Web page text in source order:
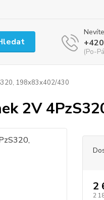
(Po-
198x83x402/430
2V
2
2